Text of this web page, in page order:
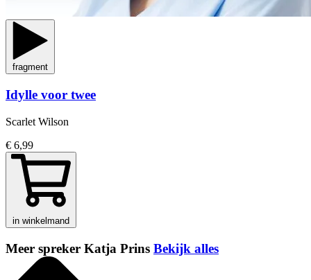
fragment
Idylle voor twee
Scarlet Wilson
€ 6,99
in winkelmand
Meer spreker Katja Prins Bekijk alles